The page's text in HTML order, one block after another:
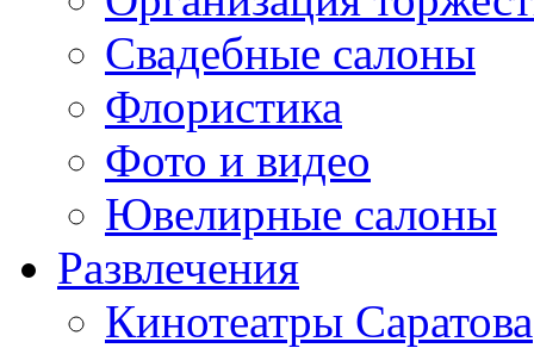
Свадебные салоны
Флористика
Фото и видео
Ювелирные салоны
Развлечения
Кинотеатры Саратова